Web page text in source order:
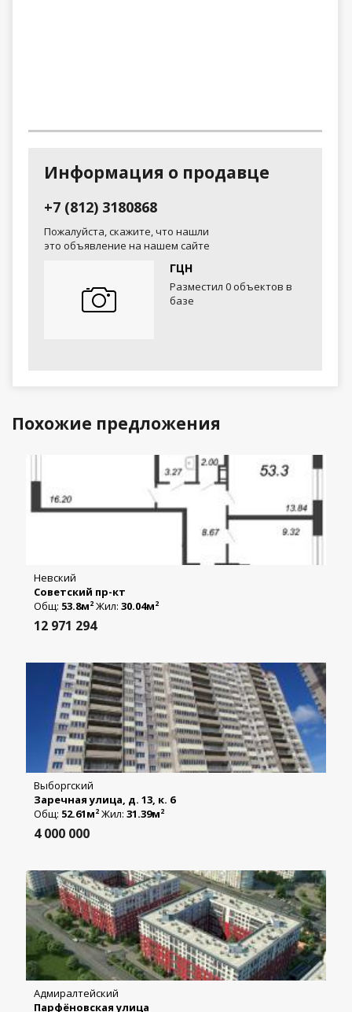
Информация о продавце
+7 (812) 3180868
Пожалуйста, скажите, что нашли
это объявление на нашем сайте
ГЦН
Разместил 0 объектов в
базе
Похожие предложения
Невский
Советский пр-кт
Общ: 53.8м2 Жил: 30.04м2
12 971 294
Выборгский
Заречная улица, д. 13, к. 6
Общ: 52.61м2 Жил: 31.39м2
4 000 000
Адмиралтейский
Парфёновская улица